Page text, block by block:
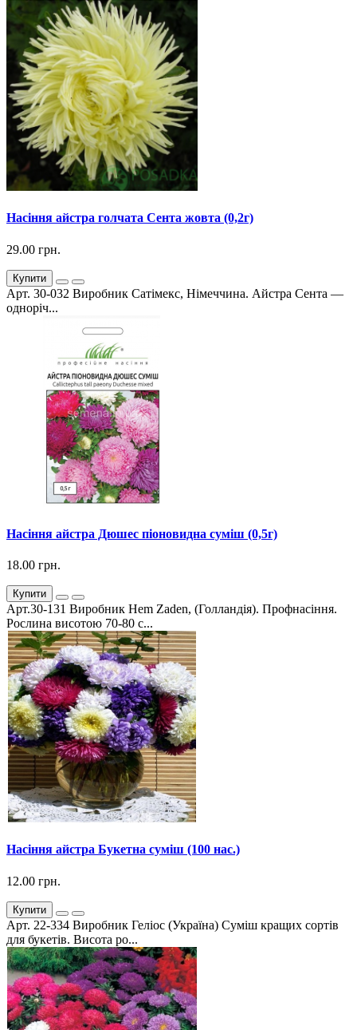
Насіння айстра голчата Сента жовта (0,2г)
29.00 грн.
Купити
Арт. 30-032 Виробник Сатімекс, Німеччина. Айстра Сента —
одноріч...
Насіння айстра Дюшес піоновидна суміш (0,5г)
18.00 грн.
Купити
Арт.30-131 Виробник Hem Zaden, (Голландія). Профнасіння.
Рослина висотою 70-80 с...
Насіння айстра Букетна суміш (100 нас.)
12.00 грн.
Купити
Арт. 22-334 Виробник Геліос (Україна) Суміш кращих сортів
для букетів. Висота ро...